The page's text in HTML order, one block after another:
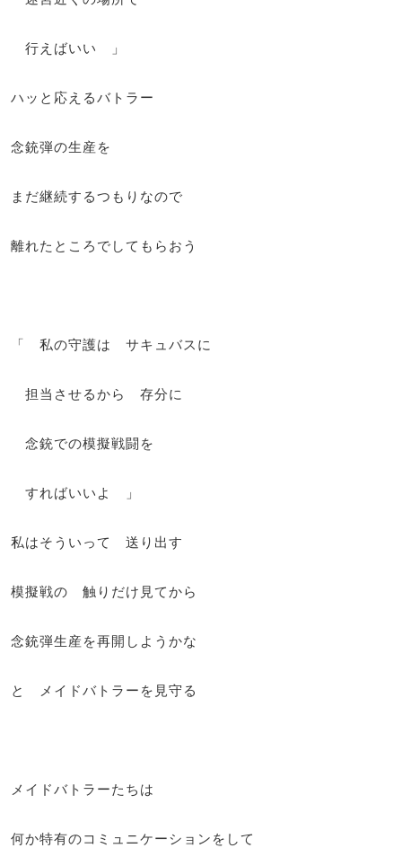
行えばいい 」
ハッと応えるバトラー
念銃弾の生産を
まだ継続するつもりなので
離れたところでしてもらおう
「 私の守護は サキュバスに
担当させるから 存分に
念銃での模擬戦闘を
すればいいよ 」
私はそういって 送り出す
模擬戦の 触りだけ見てから
念銃弾生産を再開しようかな
と メイドバトラーを見守る
メイドバトラーたちは
何か特有のコミュニケーションをして